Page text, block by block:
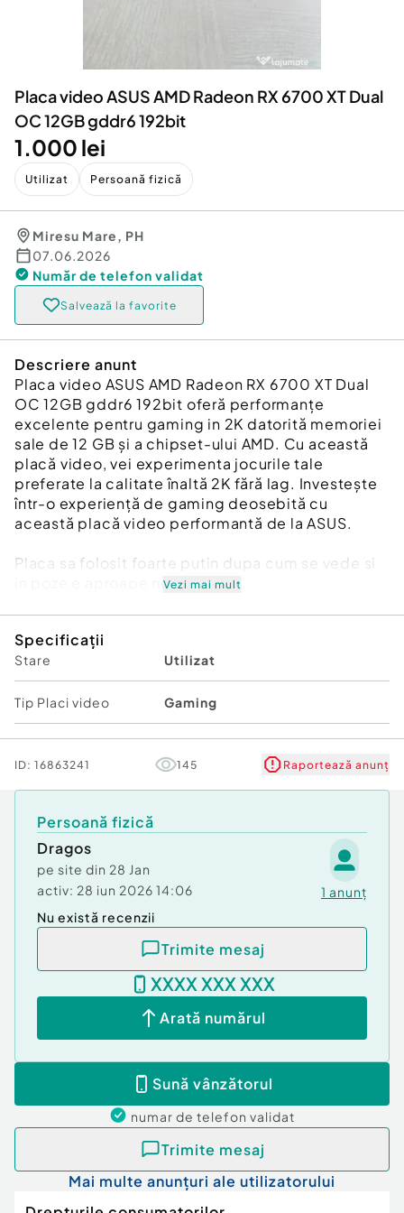
Afaceri și echipamente profesionale
Inchiriere Bunuri si Vehicule
Piese auto si accesorii
Placa video ASUS AMD Radeon RX 6700 XT Dual
OC 12GB gddr6 192bit
1.000 lei
Utilizat Persoană fizică
Miresu Mare, PH
07.06.2026
Număr de telefon validat
Salvează la favorite
Descriere anunt
Placa video ASUS AMD Radeon RX 6700 XT Dual
OC 12GB gddr6 192bit oferă performanțe
excelente pentru gaming in 2K datorită memoriei
sale de 12 GB și a chipset-ului AMD. Cu această
placă video, vei experimenta jocurile tale
preferate la calitate înaltă 2K fără lag. Investește
într-o experiență de gaming deosebită cu
această placă video performantă de la ASUS.
Placa sa folosit foarte putin dupa cum se vede si
in poze e aproape noua
RX9070XT!!!
Am si factura in poze si am si cutia ei pentru cine o
vrea cu totul !
Am si poza cu test in anunt la poze!!!
DOAR PEDARE PERSONALA PRAHOVA!!!
Nu deranjati daca nu va intreseaza!!! Cei care vor
mai ieftin sa cumpere din magazin!!!
PRET 1000 lei FIX!!!
Vezi mai mult
Specificații
Stare Utilizat
Tip Placi video Gaming
ID: 16863241 145 Raportează anunț
Persoană fizică
Dragos
pe site din 28 Jan
activ: 28 iun 2026 14:06 1 anunț
Nu există recenzii
Trimite mesaj
XXXX XXX XXX
Arată numărul
Sună vânzătorul
numar de telefon validat
Trimite mesaj
Mai multe anunțuri ale utilizatorului